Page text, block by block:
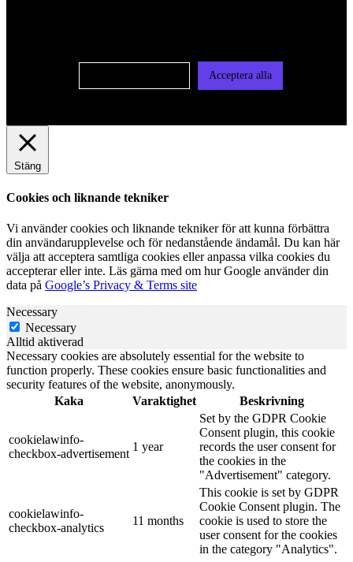
Acceptera alla
Stäng
Cookies och liknande tekniker
Vi använder cookies och liknande tekniker för att kunna förbättra
din användarupplevelse och för nedanstående ändamål. Du kan här
välja att acceptera samtliga cookies eller anpassa vilka cookies du
accepterar eller inte. Läs gärna med om hur Google använder din
data på Google’s Privacy & Terms site
Necessary
Necessary
Alltid aktiverad
Necessary cookies are absolutely essential for the website to
function properly. These cookies ensure basic functionalities and
security features of the website, anonymously.
Kaka
Varaktighet Beskrivning
cookielawinfo-
checkbox-advertisement
1 year
Set by the GDPR Cookie
Consent plugin, this cookie
records the user consent for
the cookies in the
"Advertisement" category.
cookielawinfo-
checkbox-analytics
11 months
This cookie is set by GDPR
Cookie Consent plugin. The
cookie is used to store the
user consent for the cookies
in the category "Analytics".